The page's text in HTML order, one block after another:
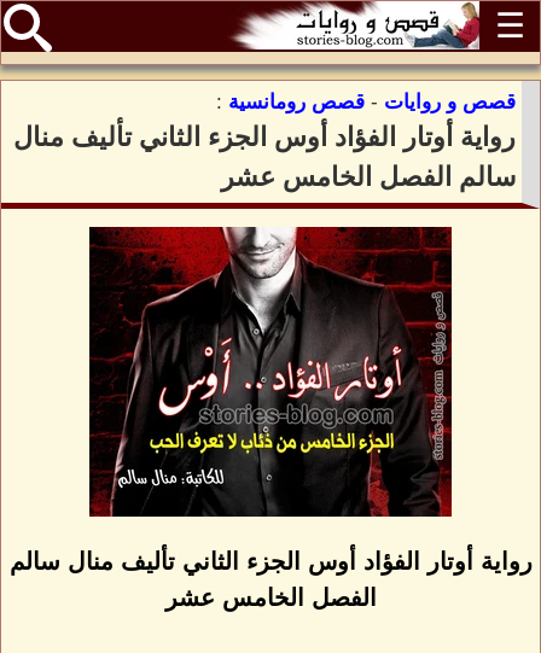
☰
قصص و روايات - قصص رومانسية :
رواية أوتار الفؤاد أوس الجزء الثاني تأليف منال
سالم الفصل الخامس عشر
رواية أوتار الفؤاد أوس الجزء الثاني تأليف منال سالم
الفصل الخامس عشر